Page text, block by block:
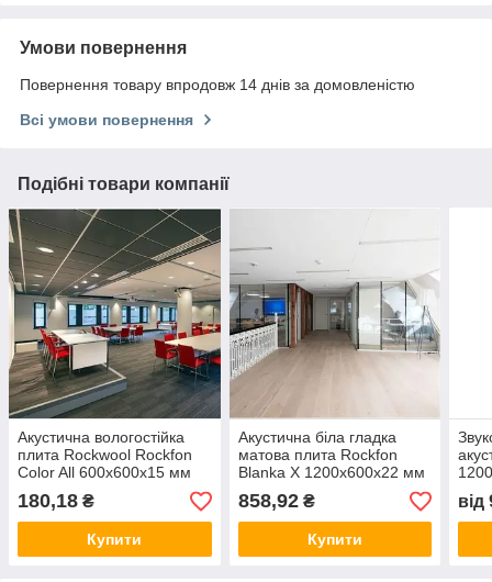
Умови повернення
Повернення товару впродовж 14 днів за домовленістю
Всі умови повернення
Подібні товари компанії
Акустична вологостійка
плита Rockwool Rockfon
Color All 600x600x15 мм
сіра
180,18 ₴
Купити
Акустична біла гладка
матова плита Rockfon
Blanka X 1200x600x22 мм
із прихованою системою
858,92₴
Купити
від